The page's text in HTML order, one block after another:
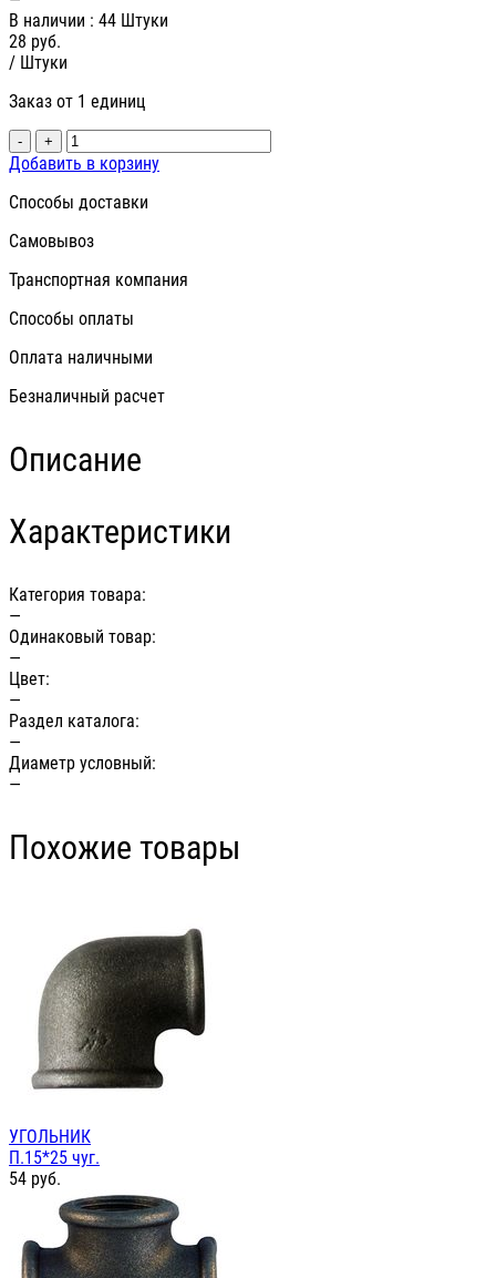
В наличии : 44 Штуки
28 руб.
/ Штуки
Заказ от 1 единиц
- +
Добавить в корзину
Способы доставки
Самовывоз
Транспортная компания
Способы оплаты
Оплата наличными
Безналичный расчет
Описание
Характеристики
Категория товара:
—
Одинаковый товар:
—
Цвет:
—
Раздел каталога:
—
Диаметр условный:
—
Похожие товары
УГОЛЬНИК
П.15*25 чуг.
54 руб.